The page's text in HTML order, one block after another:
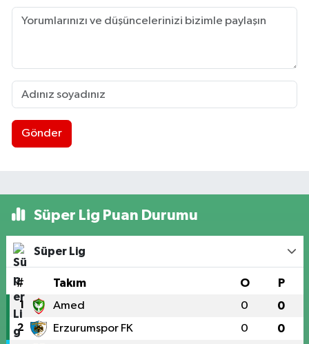
Gönder
Süper Lig Puan Durumu
Süper Lig
# Takım O P
1 Amed 0 0
2 Erzurumspor FK 0 0